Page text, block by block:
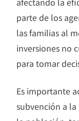
parte de los
las familias al
inversiones no
para tomar
Es importante
subvención a